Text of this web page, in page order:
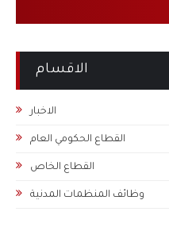
الاقسام
الاخبار
القطاع الحكومي العام
القطاع الخاص
وظائف المنظمات المدنية